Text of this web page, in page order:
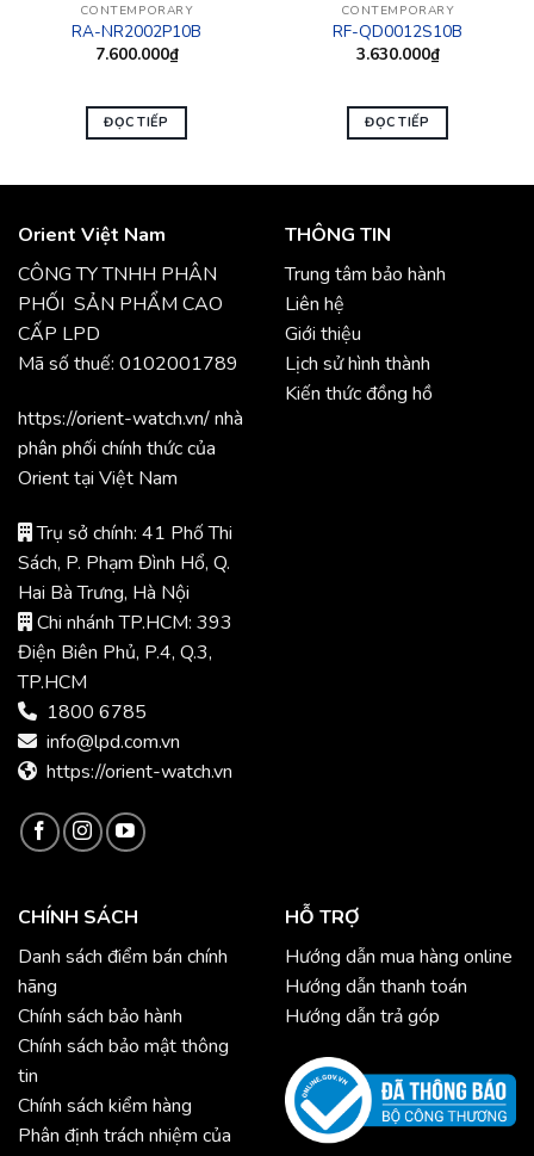
CONTEMPORARY
RA-NR2002P10B
7.600.000₫
ĐỌC TIẾP
CONTEMPORARY
RF-QD0012S10B
3.630.000₫
ĐỌC TIẾP
Orient Việt Nam
CÔNG TY TNHH PHÂN
PHỐI SẢN PHẨM CAO
CẤP LPD
Mã số thuế: 0102001789
https://orient-watch.vn/ nhà
phân phối chính thức của
Orient tại Việt Nam
Trụ sở chính: 41 Phố Thi
Sách, P. Phạm Đình Hổ, Q.
Hai Bà Trưng, Hà Nội
Chi nhánh TP.HCM: 393
Điện Biên Phủ, P.4, Q.3,
TP.HCM
1800 6785
info@lpd.com.vn
https://orient-watch.vn
THÔNG TIN
Trung tâm bảo hành
Liên hệ
Giới thiệu
Lịch sử hình thành
Kiến thức đồng hồ
CHÍNH SÁCH
Danh sách điểm bán chính
hãng
Chính sách bảo hành
Chính sách bảo mật thông
tin
Chính sách kiểm hàng
Phân định trách nhiệm của
HỖ TRỢ
Hướng dẫn mua hàng online
Hướng dẫn thanh toán
Hướng dẫn trả góp